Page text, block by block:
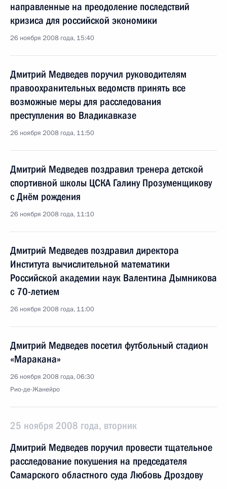
направленные на преодоление последствий
кризиса для российской экономики
26 ноября 2008 года, 15:40
Дмитрий Медведев поручил руководителям
правоохранительных ведомств принять все
возможные меры для расследования
преступления во Владикавказе
26 ноября 2008 года, 11:50
Дмитрий Медведев поздравил тренера детской
спортивной школы ЦСКА Галину Прозуменщикову
с Днём рождения
26 ноября 2008 года, 11:10
Дмитрий Медведев поздравил директора
Института вычислительной математики
Российской академии наук Валентина Дымникова
с 70-летием
26 ноября 2008 года, 11:00
Дмитрий Медведев посетил футбольный стадион
«Маракана»
26 ноября 2008 года, 06:30
Рио-де-Жанейро
25 ноября 2008 года, вторник
Дмитрий Медведев поручил провести тщательное
расследование покушения на председателя
Самарского областного суда Любовь Дроздову